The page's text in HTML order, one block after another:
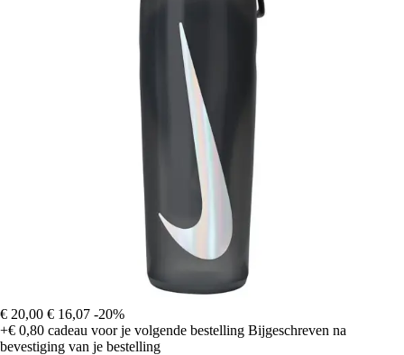
€ 20,00 € 16,07 -20%
+€ 0,80 cadeau voor je volgende bestelling Bijgeschreven na
bevestiging van je bestelling